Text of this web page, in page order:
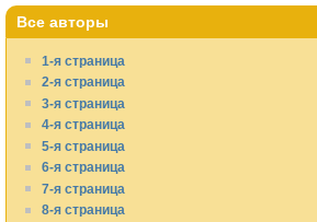
Все авторы
1-я страница
2-я страница
3-я страница
4-я страница
5-я страница
6-я страница
7-я страница
8-я страница